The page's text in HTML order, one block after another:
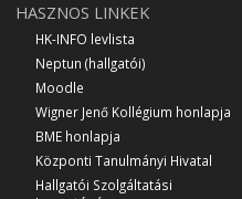
HASZNOS LINKEK
HK-INFO levlista
Neptun (hallgatói)
Moodle
Wigner Jenő Kollégium honlapja
BME honlapja
Központi Tanulmányi Hivatal
Hallgatói Szolgáltatási